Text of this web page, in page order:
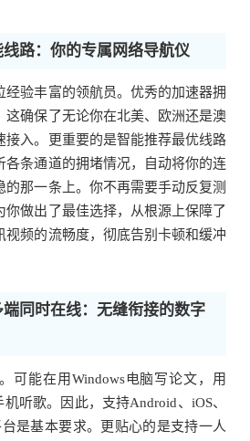
路：你的专属网络导航仪
经验丰富的领航员。优秀的加速器拥
这确保了无论你在北美、欧洲还是澳
接入。更重要的是智能推荐最优线路
各条通道的拥堵情况，自动将你的连
的那一条上。你不再需要手动反复测
你做出了最佳选择，从根源上保障了
视频的流畅度，彻底告别卡顿和缓冲
同时在线：无缝衔接的数字
可能在用Windows电脑写论文，用
听歌。因此，支持Android、iOS、
台是基本要求。更贴心的是支持一人